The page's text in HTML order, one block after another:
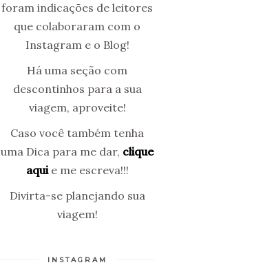
foram indicações de leitores
que colaboraram com o
Instagram e o Blog!
Há uma seção com
descontinhos para a sua
viagem, aproveite!
Caso você também tenha
uma Dica para me dar, clique
aquie me escreva!!!
Divirta-se planejando sua
viagem!
INSTAGRAM